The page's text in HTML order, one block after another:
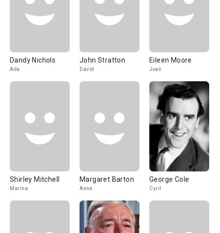
Dandy Nichols
Ada
John Stratton
David
Eileen Moore
Joan
Shirley Mitchell
Marina
Margaret Barton
Anne
George Cole
Cyril